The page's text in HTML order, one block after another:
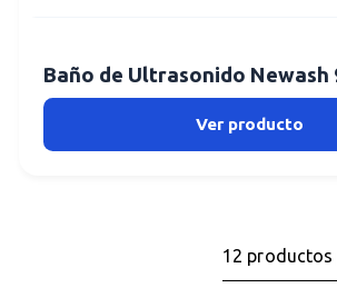
Baño de Ultrasonido Newash
Ver producto